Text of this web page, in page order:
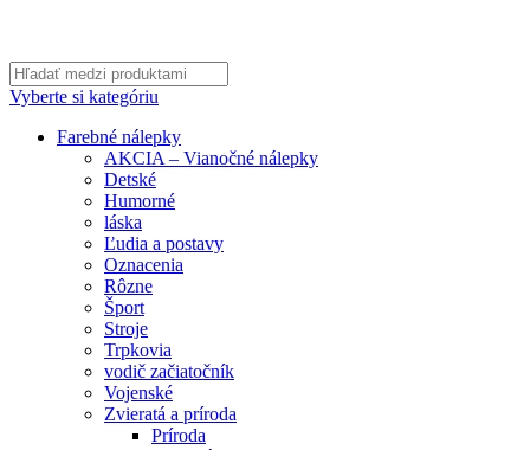
Vyberte si kategóriu
Farebné nálepky
AKCIA – Vianočné nálepky
Detské
Humorné
láska
Ľudia a postavy
Oznacenia
Rôzne
Šport
Stroje
Trpkovia
vodič začiatočník
Vojenské
Zvieratá a príroda
Príroda